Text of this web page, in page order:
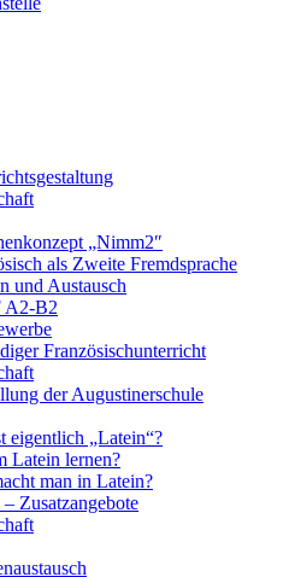
„Nimm2″
als Zweite Fremdsprache
und Austausch
A2-B2
Französischunterricht
der Augustinerschule
eigentlich „Latein“?
Latein lernen?
man in Latein?
Zusatzangebote